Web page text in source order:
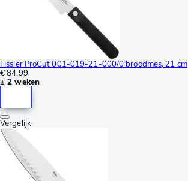
Fissler ProCut 001-019-21-000/0 broodmes, 21 cm
€ 84,99
± 2 weken
Vergelijk